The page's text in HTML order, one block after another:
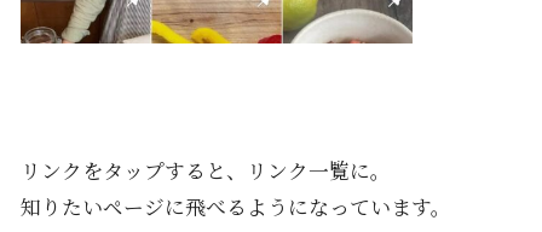
リンクをタップすると、リンク一覧に。
知りたいページに飛べるようになっています。